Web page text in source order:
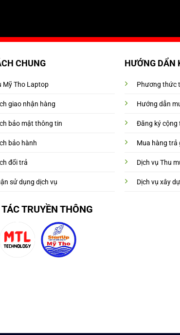
CHUNG
Mỹ Tho Laptop
giao nhận hàng
bảo mật thông tin
bảo hành
đổi trả
sử dụng dịch vụ
TRUYỀN THÔNG
HƯỚNG DẨN
Phương thức
Hướng dẫn
Đăng ký cộng
Mua hàng trả
Dịch vụ Thu
Dịch vụ xây